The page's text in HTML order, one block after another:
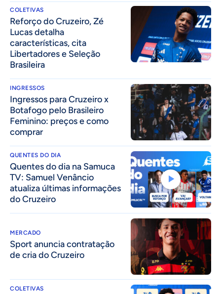
COLETIVAS
⁠Reforço do Cruzeiro, Zé
Lucas detalha
características, cita
Libertadores e Seleção
Brasileira
INGRESSOS
Ingressos para Cruzeiro x
Botafogo pelo Brasileiro
Feminino: preços e como
comprar
QUENTES DO DIA
Quentes do dia na Samuca
TV: Samuel Venâncio
atualiza últimas informações
do Cruzeiro
MERCADO
Sport anuncia contratação
de cria do Cruzeiro
COLETIVAS